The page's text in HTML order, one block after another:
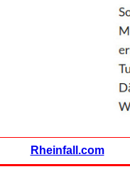
Rheinfall.com